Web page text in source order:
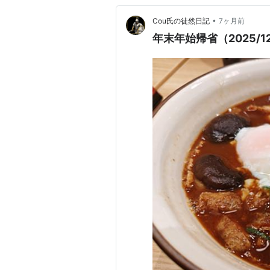
Cou氏の徒然日記 • 7ヶ月前
年末年始帰省（2025/